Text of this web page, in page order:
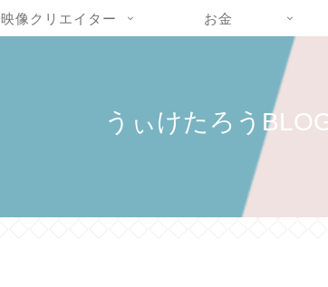
うぃけたろう
映像クリエイター お金